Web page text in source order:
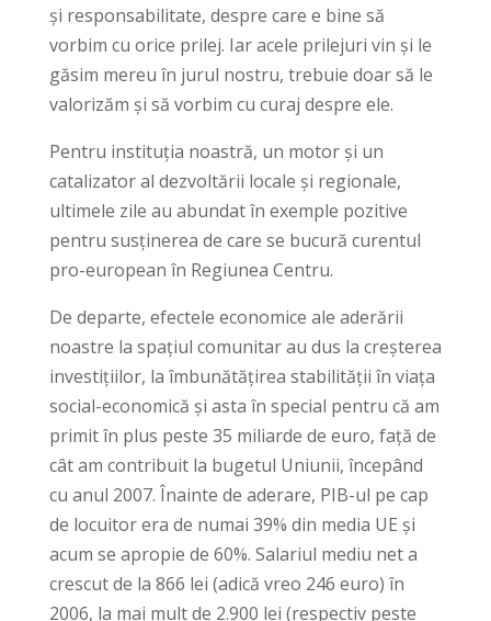
și responsabilitate, despre care e bine să
vorbim cu orice prilej. Iar acele prilejuri vin și le
găsim mereu în jurul nostru, trebuie doar să le
valorizăm și să vorbim cu curaj despre ele.
Pentru instituția noastră, un motor și un
catalizator al dezvoltării locale și regionale,
ultimele zile au abundat în exemple pozitive
pentru susținerea de care se bucură curentul
pro-european în Regiunea Centru.
De departe, efectele economice ale aderării
noastre la spațiul comunitar au dus la creșterea
investițiilor, la îmbunătățirea stabilității în viața
social-economică și asta în special pentru că am
primit în plus peste 35 miliarde de euro, față de
cât am contribuit la bugetul Uniunii, începând
cu anul 2007. Înainte de aderare, PIB-ul pe cap
de locuitor era de numai 39% din media UE și
acum se apropie de 60%. Salariul mediu net a
crescut de la 866 lei (adică vreo 246 euro) în
2006, la mai mult de 2.900 lei (respectiv peste